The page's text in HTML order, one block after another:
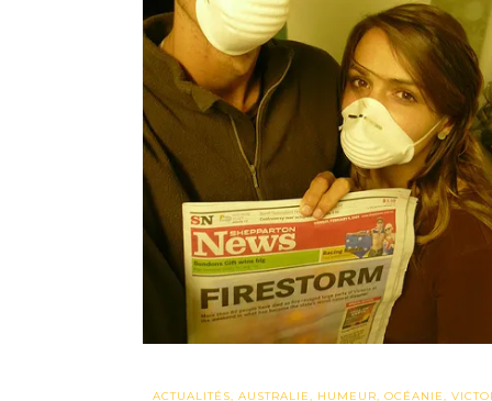
ACTUALITÉS, AUSTRALIE, HUMEUR, OCÉANIE,